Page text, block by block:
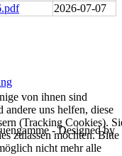
2026-07-07
- Designed by
von ihnen sind
andere uns helfen, diese
(Tracking Cookies).
zulassen möchten. Bitte
nicht mehr alle